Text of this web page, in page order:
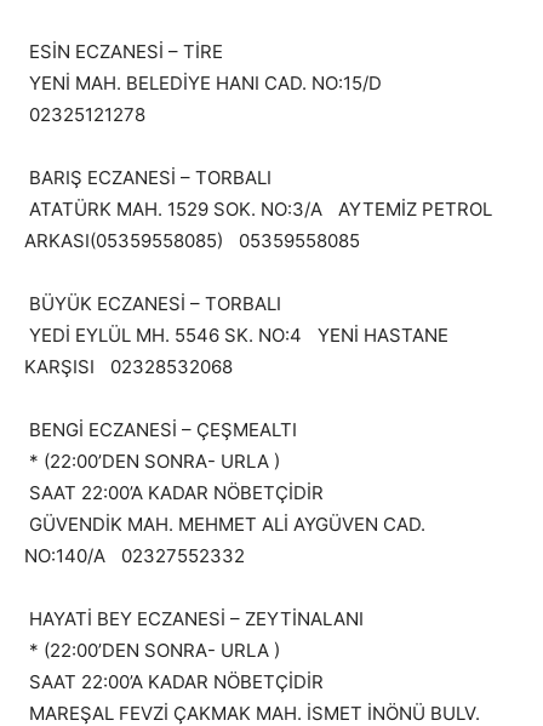
ESİN ECZANESİ – TİRE
YENİ MAH. BELEDİYE HANI CAD. NO:15/D
02325121278
BARIŞ ECZANESİ – TORBALI
ATATÜRK MAH. 1529 SOK. NO:3/A AYTEMİZ PETROL
ARKASI(05359558085) 05359558085
BÜYÜK ECZANESİ – TORBALI
YEDİ EYLÜL MH. 5546 SK. NO:4 YENİ HASTANE
KARŞISI 02328532068
BENGİ ECZANESİ – ÇEŞMEALTI
* (22:00’DEN SONRA- URLA )
SAAT 22:00’A KADAR NÖBETÇİDİR
GÜVENDİK MAH. MEHMET ALİ AYGÜVEN CAD.
NO:140/A 02327552332
HAYATİ BEY ECZANESİ – ZEYTİNALANI
* (22:00’DEN SONRA- URLA )
SAAT 22:00’A KADAR NÖBETÇİDİR
MAREŞAL FEVZİ ÇAKMAK MAH. İSMET İNÖNÜ BULV.